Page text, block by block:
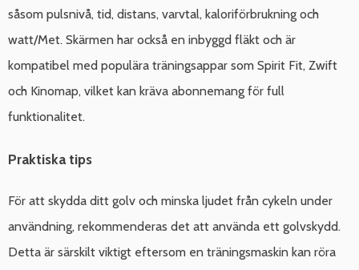
såsom pulsnivå, tid, distans, varvtal, kaloriförbrukning och
watt/Met. Skärmen har också en inbyggd fläkt och är
kompatibel med populära träningsappar som Spirit Fit, Zwift
och Kinomap, vilket kan kräva abonnemang för full
funktionalitet.
Praktiska tips
För att skydda ditt golv och minska ljudet från cykeln under
användning, rekommenderas det att använda ett golvskydd.
Detta är särskilt viktigt eftersom en träningsmaskin kan röra